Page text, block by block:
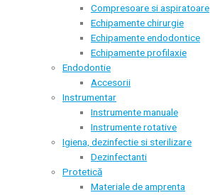
Compresoare si aspiratoare
Echipamente chirurgie
Echipamente endodontice
Echipamente profilaxie
Endodontie
Accesorii
Instrumentar
Instrumente manuale
Instrumente rotative
Igiena, dezinfectie si sterilizare
Dezinfectanti
Protetică
Materiale de amprenta